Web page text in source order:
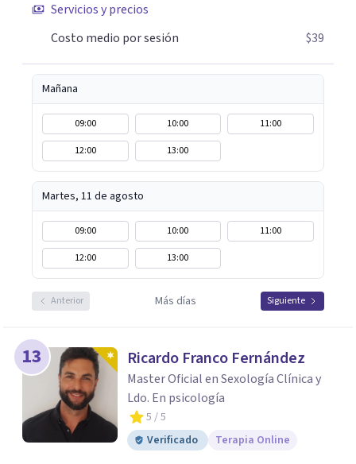
Servicios y precios
Costo medio por sesión
$39
Mañana
09:00 10:00
11:00
12:00
13:00
Martes, 11 de agosto
09:00 10:00
11:00
12:00
13:00
Anterior Más días Siguiente
13 Ricardo Franco Fernández
Master Oficial en Sexología Clínica y
Ldo. En psicología
5 / 5
Verificado
Terapia Online